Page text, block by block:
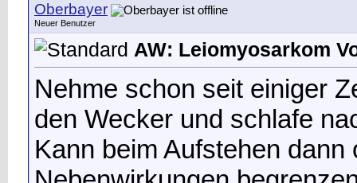
Oberbayer
Neuer Benutzer
AW: Leiomyosarkom
Nehme schon seit einiger
den Wecker und schlafe
Kann beim Aufstehen